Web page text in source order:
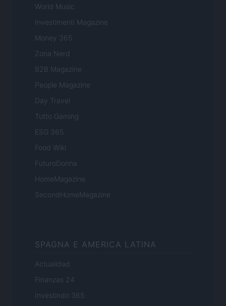
World Music
Investimenti Magazine
Money 365
Zona Nerd
B2B Magazine
People Magazine
Day Travel
Tutto Gaming
ESG 365
Food Wiki
FuturoDonna
HomeMagazine
SecondHomeMagazine
SPAGNA E AMERICA LATINA
Actualidad
Finanzas 24
Investindo 365